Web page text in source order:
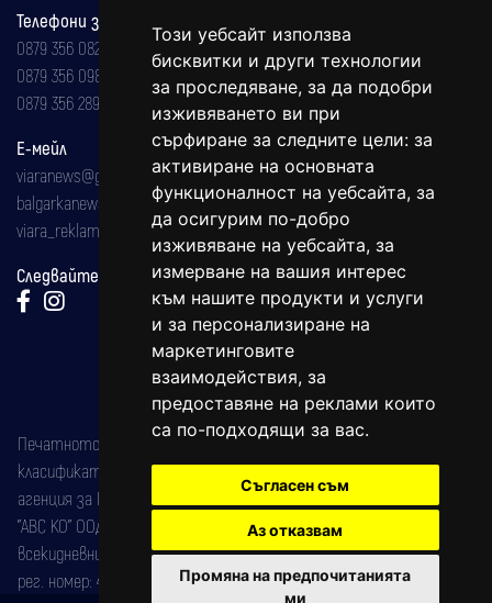
Този уебсайт използва
бисквитки и други технологии
за проследяване, за да подобри
изживяването ви при
сърфиране за следните цели: за
активиране на основната
функционалност на уебсайта, за
да осигурим по-добро
изживяване на уебсайта, за
измерване на вашия интерес
към нашите продукти и услуги
и за персонализиране на
маркетинговите
взаимодействия, за
предоставяне на реклами които
са по-подходящи за вас.
Съгласен съм
Аз отказвам
Промяна на предпочитанията
ми
Телефони за реклама и абонаменти
0879 356 082
0879 356 098
0879 356 289
Е-мейл
viaranews@gmail.com
balgarkanews@gmail.com
viara_reklama@mail.bg
Следвайте ни:
Печатното издание на вестника е регистрирано в националния
класификатор на печатните издания (Българска национална
агенция за ISSN) под номер: ISSN 1312-4722.
"АВС КО" ООД е притежател на марката: Вяра информационен
всекидневник на югозападна България, със свидетелство за марка
рег. номер: 47857/11.05.2004 година.